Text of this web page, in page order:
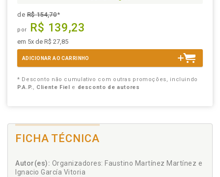
deR$ 154,70*
por R$ 139,23
em 5x de R$ 27,85
ADICIONAR AO CARRINHO
* Desconto não cumulativo com outras promoções, incluindo
P.A.P., Cliente Fiel e desconto de autores
FICHA TÉCNICA
Autor(es): Organizadores: Faustino Martínez Martínez e
Ignacio García Vitoria